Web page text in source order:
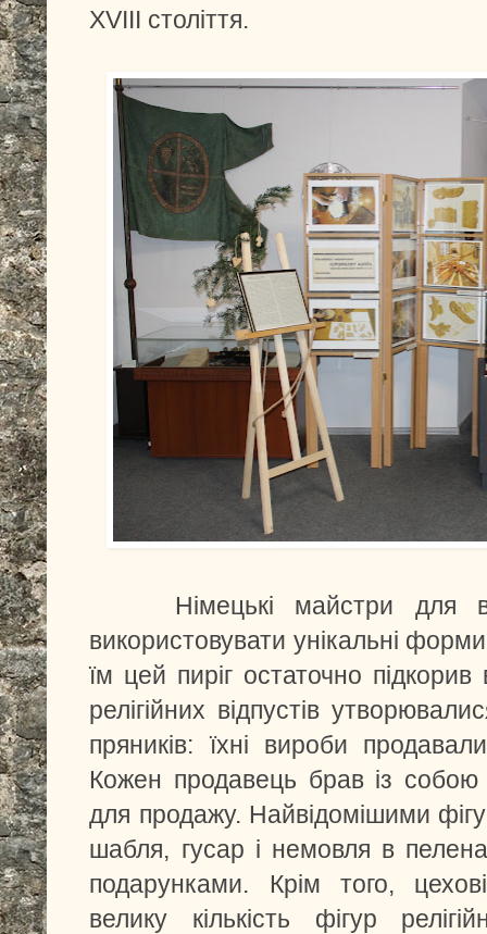
XVIII століття.
Німецькі майстри для
використовувати унікальні форми
їм цей пиріг остаточно
релігійних відпустів
пряників: їхні вироби
Кожен продавець брав із
для продажу. Найвідомішими
шабля, гусар і немовля в
подарунками. Крім того,
велику кількість фігур